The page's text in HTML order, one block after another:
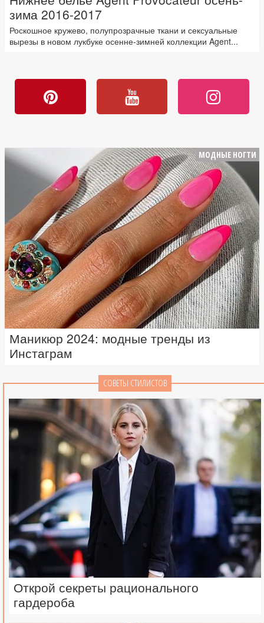
зима 2016-2017
Роскошное кружево, полупрозрачные ткани и сексуальные
вырезы в новом лукбуке осенне-зимней коллекции Agent...
МОДНЫЕ НОГТИ
Маникюр 2024: модные тренды из
Инстаграм
СОВЕТЫ СТИЛИСТОВ
Открой секреты рационального
гардероба